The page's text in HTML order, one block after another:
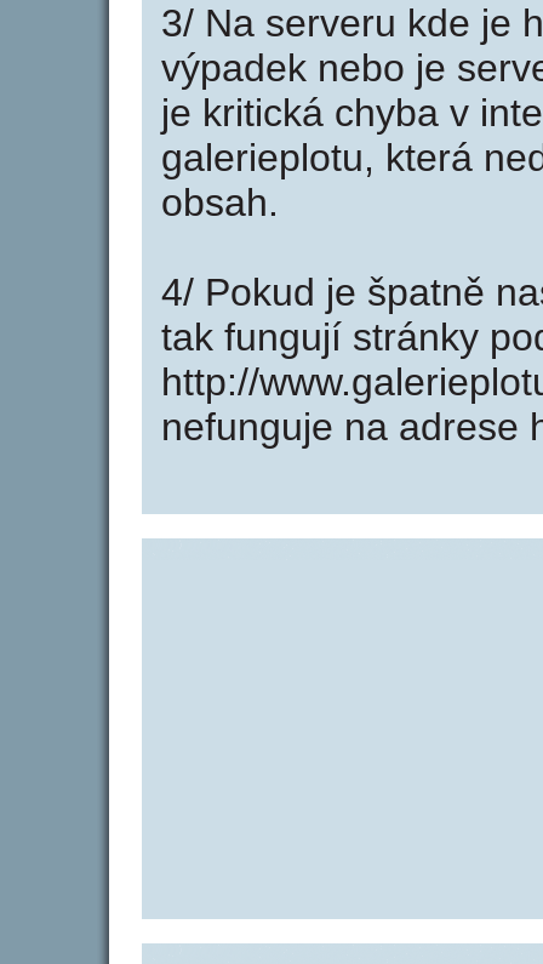
3/ Na serveru kde je
výpadek nebo je
je kritická chyba v
galerieplotu, která
obsah.
4/ Pokud je špatně
tak fungují stránky
http://
nefunguje na adrese